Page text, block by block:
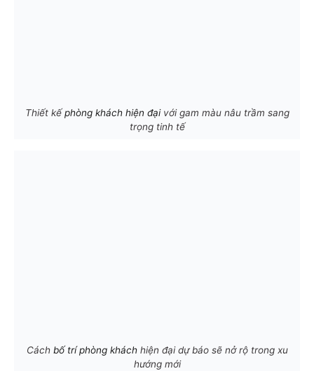
Thiết kếphòng khách hiện đạivới gam màu nâu trầm sang
trọng tinh tế
Cách bố trí phòng kháchhiện đại dự báo sẽ nở rộ trong xu
hướng mới